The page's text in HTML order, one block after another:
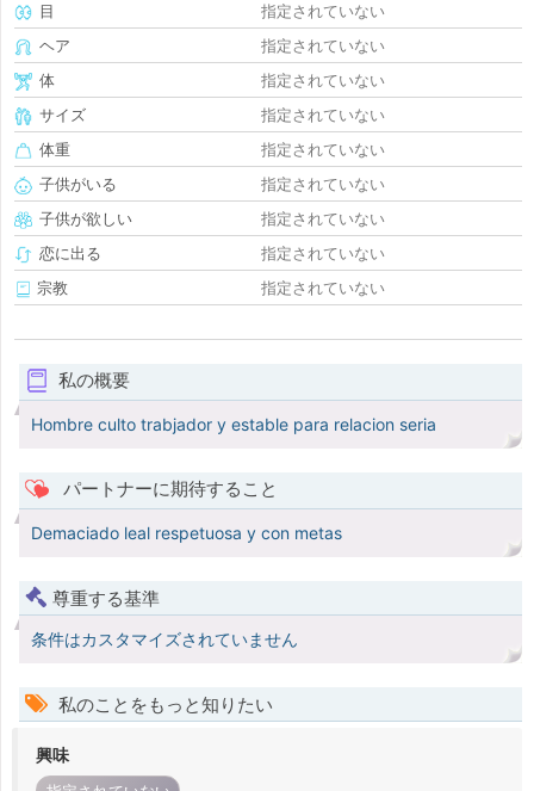
目
指定されていない
ヘア
指定されていない
体
指定されていない
サイズ
指定されていない
体重
指定されていない
子供がいる
指定されていない
子供が欲しい
指定されていない
恋に出る
指定されていない
宗教
指定されていない
私の概要
Hombre culto trabjador y estable para relacion seria
パートナーに期待すること
Demaciado leal respetuosa y con metas
尊重する基準
条件はカスタマイズされていません
私のことをもっと知りたい
興味